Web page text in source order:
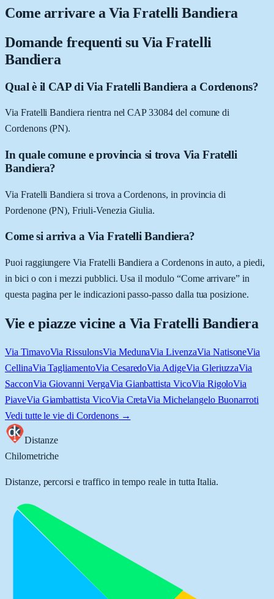
Come arrivare aVia Fratelli Bandiera
Domande frequenti su Via Fratelli
Bandiera
Qual è il CAP di Via Fratelli Bandiera a Cordenons?
Via Fratelli Bandiera rientra nel CAP 33084 del comune di
Cordenons (PN).
In quale comune e provincia si trova Via Fratelli
Bandiera?
Via Fratelli Bandiera si trova a Cordenons, in provincia di
Pordenone (PN), Friuli-Venezia Giulia.
Come si arriva a Via Fratelli Bandiera?
Puoi raggiungere Via Fratelli Bandiera a Cordenons in auto, a piedi,
in bici o con i mezzi pubblici. Usa il modulo “Come arrivare” in
questa pagina per le indicazioni passo-passo dalla tua posizione.
Vie e piazze vicine a Via Fratelli Bandiera
Via TimavoVia RissulonsVia MedunaVia LivenzaVia NatisoneVia
CellinaVia TagliamentoVia CesaredoVia AdigeVia GleriuzzaVia
SacconVia Giovanni VergaVia Gianbattista VicoVia RigoloVia
PiaveVia Giambattista VicoVia CretaVia Michelangelo Buonarroti
Vedi tutte le vie di Cordenons→
Distanze
Chilometriche
Distanze, percorsi e traffico in tempo reale in tutta Italia.